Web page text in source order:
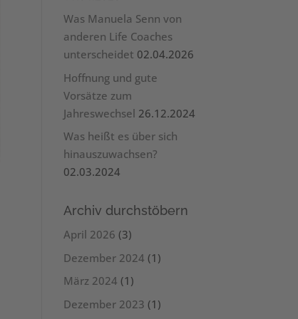
Was Manuela Senn von
anderen Life Coaches
unterscheidet 02.04.2026
Hoffnung und gute
Vorsätze zum
Jahreswechsel 26.12.2024
Was heißt es über sich
hinauszuwachsen?
02.03.2024
Archiv durchstöbern
April 2026 (3)
Dezember 2024 (1)
März 2024 (1)
Dezember 2023 (1)